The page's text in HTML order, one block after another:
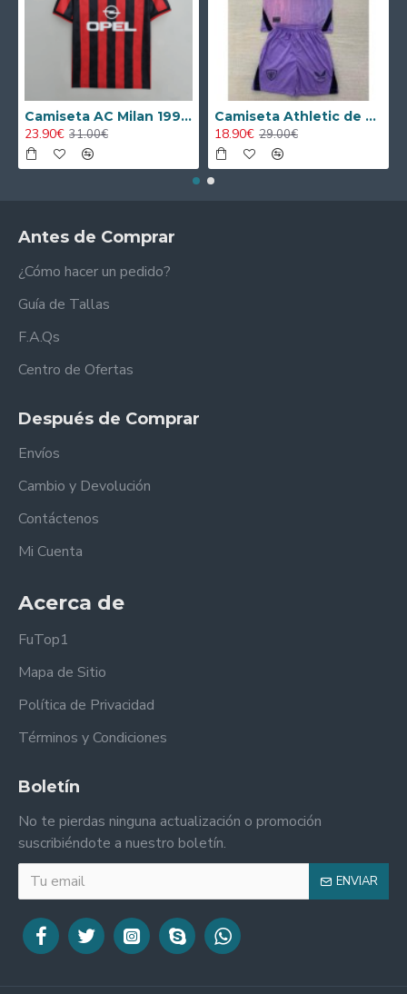
Camiseta AC Milan 1995/1996 Local Retro
23.90€ 31.00€
Camiseta Athletic de Bilbao 2024/2025 Alternativo Niño Kit
18.90€ 29.00€
Antes de Comprar
¿Cómo hacer un pedido?
Guía de Tallas
F.A.Qs
Centro de Ofertas
Después de Comprar
Envíos
Cambio y Devolución
Contáctenos
Mi Cuenta
Acerca de
FuTop1
Mapa de Sitio
Política de Privacidad
Términos y Condiciones
Boletín
No te pierdas ninguna actualización o promoción
suscribiéndote a nuestro boletín.
ENVIAR